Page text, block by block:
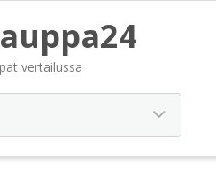
vertailussa